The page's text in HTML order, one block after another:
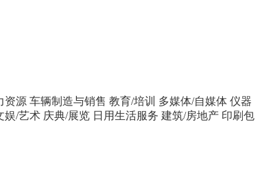
资源 车辆制造与销售 教育/培训 多媒体/自媒体 仪器
娱/艺术 庆典/展览 日用生活服务 建筑/房地产 印刷包